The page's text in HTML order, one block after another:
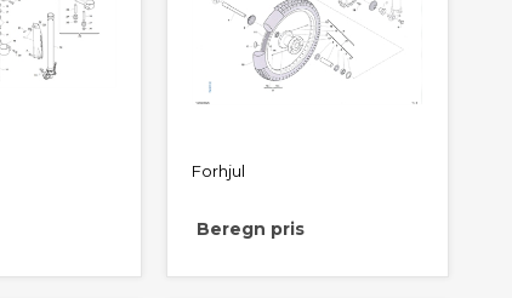
Forhjul
Beregn pris